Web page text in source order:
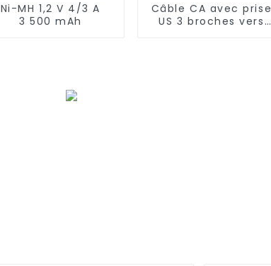
Ni-MH 1,2 V 4/3 A
3 500 mAh
Câble CA avec prise
US 3 broches vers